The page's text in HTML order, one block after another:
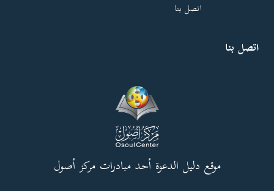
اتصل بنا
اتصل بنا
موقع دليل الدعوة أحد مبادرات مركز أصول